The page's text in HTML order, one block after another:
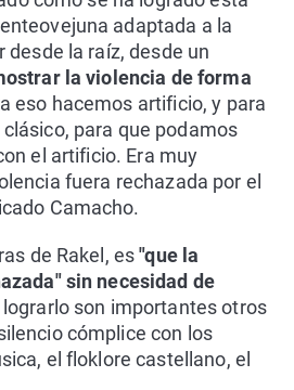
adaptada a la
desde la raíz, desde un
la violencia de forma
eso hacemos artificio, y para
para que podamos
el artificio. Era muy
fuera rechazada por el
Camacho.
de Rakel, es"que la
sin necesidad de
lograrlo son importantes otros
cómplice con los
el floklore castellano, el